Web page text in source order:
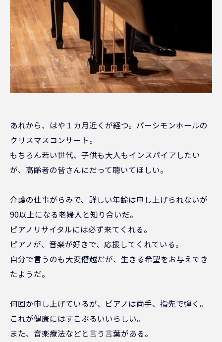
あれから、はや１カ月近くが経つ。パーシモンホールの
クリスマスコンサート。
もちろん若い世代、子供も大人もインスパイアしたい
が、高齢者の皆さんにだって聴いてほしい。
介護の仕事がらみで、詳しい年齢は申し上げられないが
90以上になる老婦人と知り合いだ。
ピアノリサイタルには必ず来てくれる。
ピアノが、音楽が好きで、応援してくれている。
自分で言うのも大変僭越だが、生きる希望をお与えでき
たようだ。
何回か申し上げているが、ピアノは両手、指先で弾く。
これが健康にはすこぶるいいらしい。
また、音楽療法などと言う言葉がある。